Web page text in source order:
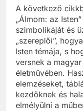
A következő
„Álmom: az
szimbolikáját és
„szereplői”,
Isten témája, s
versnek a
életművében.
elemzéseket,
kezdőknek és
elmélyülni a